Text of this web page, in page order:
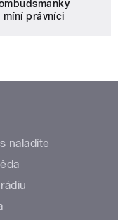
míní právníci
naladíte